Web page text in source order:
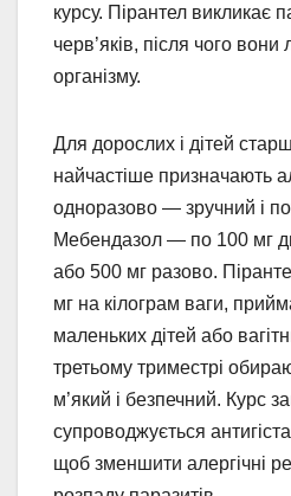
курсу. Пірантел викликає
черв’яків, після чого вони
організму.
Для дорослих і дітей
найчастіше призначають
одноразово — зручний і
Мебендазол — по 100 мг
або 500 мг разово.
мг на кілограм ваги,
маленьких дітей або
третьому триместрі
м’який і безпечний. Курс
супроводжується
щоб зменшити алергічні